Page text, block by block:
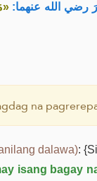
رضي الله عنهما:
na
dalawa):
isang bagay